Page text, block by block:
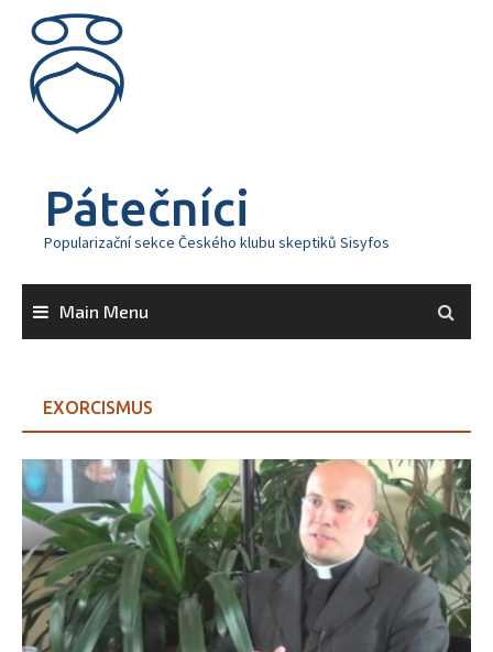
content
Pátečníci
Popularizační sekce Českého klubu skeptiků Sisyfos
Main Menu
EXORCISMUS